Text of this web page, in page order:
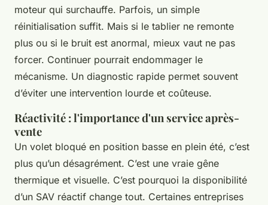
moteur qui surchauffe. Parfois, un simple
réinitialisation suffit. Mais si le tablier ne remonte
plus ou si le bruit est anormal, mieux vaut ne pas
forcer. Continuer pourrait endommager le
mécanisme. Un diagnostic rapide permet souvent
d’éviter une intervention lourde et coûteuse.
Réactivité : l'importance d'un service après-
vente
Un volet bloqué en position basse en plein été, c’est
plus qu’un désagrément. C’est une vraie gêne
thermique et visuelle. C’est pourquoi la disponibilité
d’un SAV réactif change tout. Certaines entreprises